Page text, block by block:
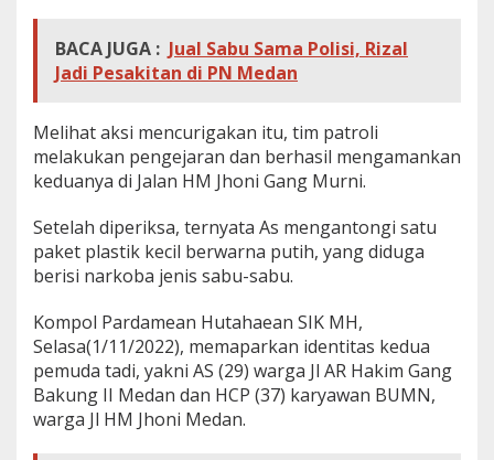
n
k
a
.
a
a
D
i
e
i
k
s
,
I
BACA JUGA : Jual Sabu Sama Polisi, Rizal
Jadi Pesakitan di PN Medan
Melihat aksi mencurigakan itu, tim patroli
melakukan pengejaran dan berhasil mengamankan
keduanya di Jalan HM Jhoni Gang Murni.
Setelah diperiksa, ternyata As mengantongi satu
paket plastik kecil berwarna putih, yang diduga
berisi narkoba jenis sabu-sabu.
Kompol Pardamean Hutahaean SIK MH,
Selasa(1/11/2022), memaparkan identitas kedua
pemuda tadi, yakni AS (29) warga Jl AR Hakim Gang
Bakung II Medan dan HCP (37) karyawan BUMN,
warga Jl HM Jhoni Medan.